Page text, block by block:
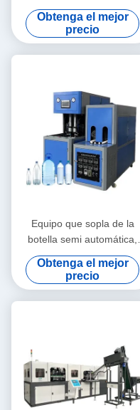
18.9L para la botella del
ANIMAL DOMÉSTICO de 5
galones
Obtenga el mejor
precio
Equipo que sopla de la
botella semi automática,
máquina que sopla del
ANIMAL DOMÉSTICO de 2
cavidades para 2000ml
Obtenga el mejor
precio